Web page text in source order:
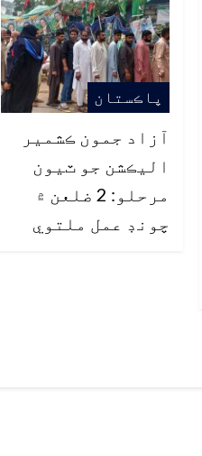
پاڪستان
آزاد جمون ڪشمير
اليڪشن جو ٽيون
مرحلو: 2 ضلعن ۾
چونڊ عمل ملتوي